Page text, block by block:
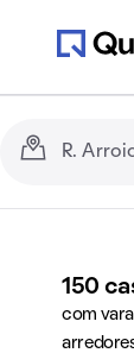
150
com